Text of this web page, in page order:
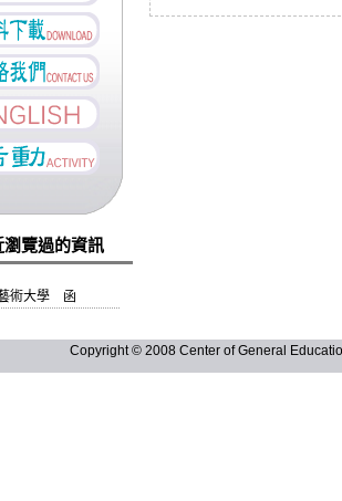
瀏覽過的資訊
術大學 函
Copyright © 2008 Center of General